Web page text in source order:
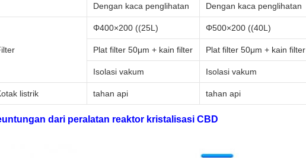
Dengan kaca penglihatan Dengan kaca penglihatan
Φ400×200 ((25L) Φ500×200 ((40L)
Plat filter 50μm + kain filter Plat filter 50μm + kain filter
Isolasi vakum Isolasi vakum
listrik tahan api tahan api
dari peralatan reaktor kristalisasi CBD